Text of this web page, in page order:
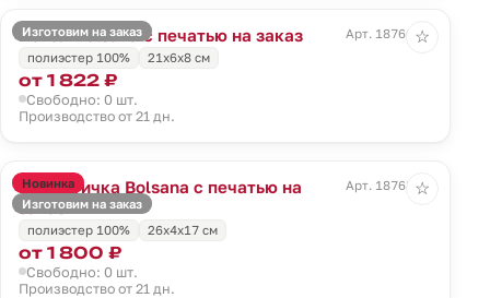
Изготовим на заказ
Пенал Bolsana с печатью на заказ
Арт. 18766.00
полиэстер 100%
21х6х8 см
от 1 822 ₽
Свободно: 0 шт.
Производство от 21 дн.
☆
Новинка
Изготовим на заказ
Косметичка Bolsana с печатью на
заказ
Арт. 18768.00
полиэстер 100% 26х4х17 см
от 1 800 ₽
Свободно: 0 шт.
Производство от 21 дн.
☆